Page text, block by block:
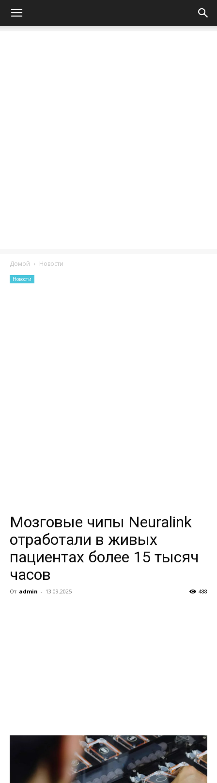
Домой Новости
Новости
Мозговые чипы Neuralink
отработали в живых
пациентах более 15 тысяч
часов
От admin - 13.09.2025 488